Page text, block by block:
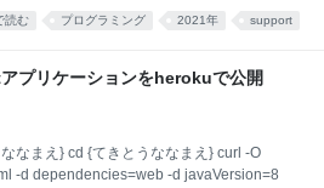
るWebアプリケーション
他でもそれなりに通じま
テストで
ョン（3年）ごとにLTS
さんが言ってみただけ
。はず。 その程度のもの
乗っかりますし、たぶん
この派閥が運用で使う
11から17のジャンプに
変更がありますが、業務
読む プログラミング 2021年 support
プリケーションをherokuで公開
なまえ} cd {てきとうななまえ} curl -O
-d dependencies=web -d javaVersion=8